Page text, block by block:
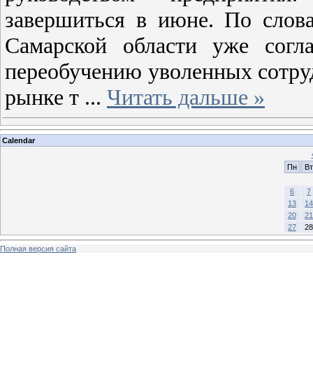
завершиться в июне. По
Самарской области уже
переобучению уволенных
рынке т ... Читать дальше »
Calendar
Пн
Вт
6
7
13
14
20
21
27
28
Полная версия сайта